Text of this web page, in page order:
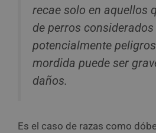
recae solo en aquellos
de perros considerados
potencialmente
mordida puede ser
daños.
Es el caso de razas como